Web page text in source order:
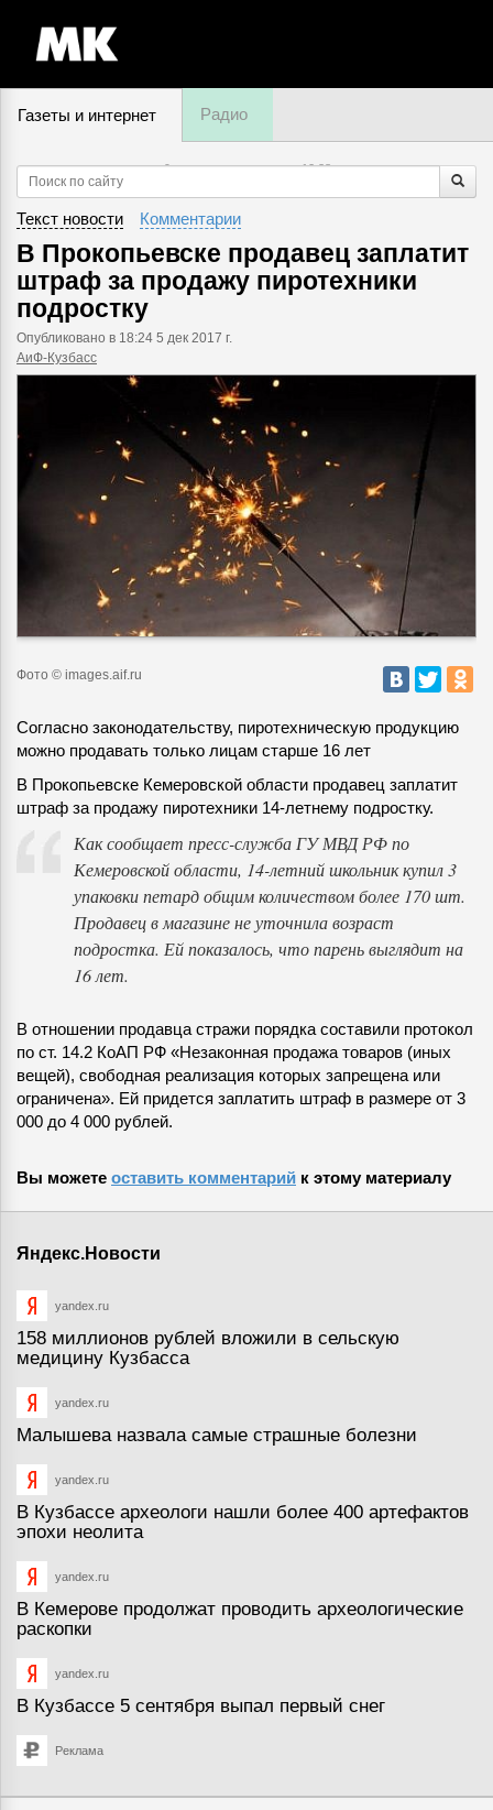
Газеты и интернет Радио
9 августа, воскресенье,12:38
Текст новости Комментарии
В Прокопьевске продавец заплатит
штраф за продажу пиротехники
подростку
Опубликовано в 18:24 5 дек 2017 г.
АиФ-Кузбасс
Фото © images.aif.ru
Согласно законодательству, пиротехническую продукцию
можно продавать только лицам старше 16 лет
В Прокопьевске Кемеровской области продавец заплатит
штраф за продажу пиротехники 14-летнему подростку.
Как сообщает пресс-служба ГУ МВД РФ по
Кемеровской области, 14-летний школьник купил 3
упаковки петард общим количеством более 170 шт.
Продавец в магазине не уточнила возраст
подростка. Ей показалось, что парень выглядит на
16 лет.
В отношении продавца стражи порядка составили протокол
по ст. 14.2 КоАП РФ «Незаконная продажа товаров (иных
вещей), свободная реализация которых запрещена или
ограничена». Ей придется заплатить штраф в размере от 3
000 до 4 000 рублей.
Вы можете оставить комментарий к этому материалу
Яндекс.Новости
yandex.ru
158 миллионов рублей вложили в сельскую
медицину Кузбасса
yandex.ru
Малышева назвала самые страшные болезни
yandex.ru
В Кузбассе археологи нашли более 400 артефактов
эпохи неолита
yandex.ru
В Кемерове продолжат проводить археологические
раскопки
yandex.ru
В Кузбассе 5 сентября выпал первый снег
Реклама